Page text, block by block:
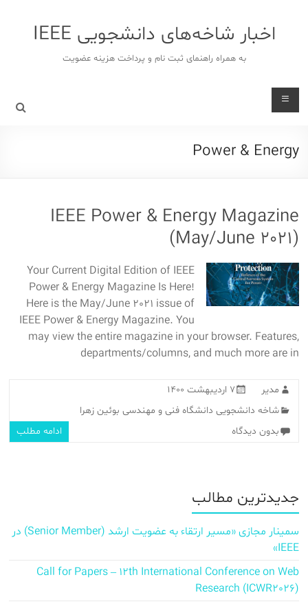
اخبار شاخه‌های دانشجویی IEEE
به همراه راهنمای ثبت نام و پرداخت هزینه عضویت
Power & Energy
IEEE Power & Energy Magazine
(May/June 2021)
Your Current Digital Edition of IEEE
Power & Energy Magazine Is Here!
Here is the May/June 2021 issue of
IEEE Power & Energy Magazine. You
may view the entire magazine in your browser. Features,
departments/columns, and much more are in
مدیر
۷ اردیبهشت ۱۴۰۰
شاخه دانشجویی دانشگاه فنی و مهندسی بوئین زهرا
بدون دیدگاه
ادامه مطلب
جدیدترین مطالب
سمینار مجازی «مسیر ارتقاء به عضویت ارشد (Senior Member) در
IEEE»
Call for Papers – 12th International Conference on Web
Research (ICWR2026)